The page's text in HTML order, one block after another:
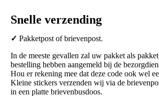
Snelle verzending
✓ Pakketpost of brievenpost.
In de meeste gevallen zal uw pakket als
bestelling hebben aangemeld bij de
Hou er rekening mee dat deze code ook wel
Kleine stickers verzenden wij via de
in een platte brievenbusdoos.